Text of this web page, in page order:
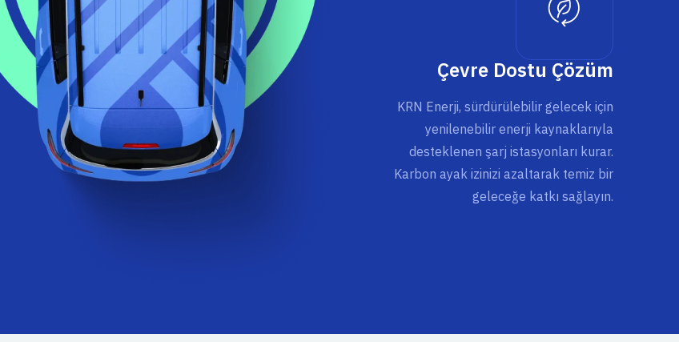
Çevre Dostu Çözüm
KRN Enerji, sürdürülebilir gelecek için
yenilenebilir enerji kaynaklarıyla
desteklenen şarj istasyonları kurar.
Karbon ayak izinizi azaltarak temiz bir
geleceğe katkı sağlayın.